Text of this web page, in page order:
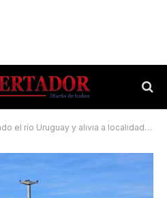
Uruguay y alivia a localidades correntinas